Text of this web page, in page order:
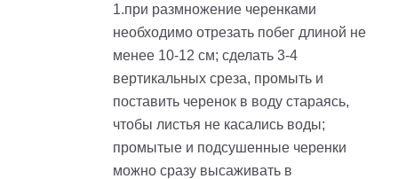
1.при размножение черенками
необходимо отрезать побег длиной не
менее 10-12 см; сделать 3-4
вертикальных среза, промыть и
поставить черенок в воду стараясь,
чтобы листья не касались воды;
промытые и подсушенные черенки
можно сразу высаживать в